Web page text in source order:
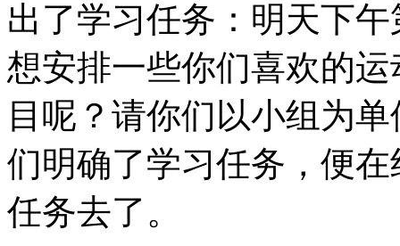
出了学习任务：明天下
想安排一些你们喜欢的
目呢？请你们以小组为
们明确了学习任务，便
任务去了。